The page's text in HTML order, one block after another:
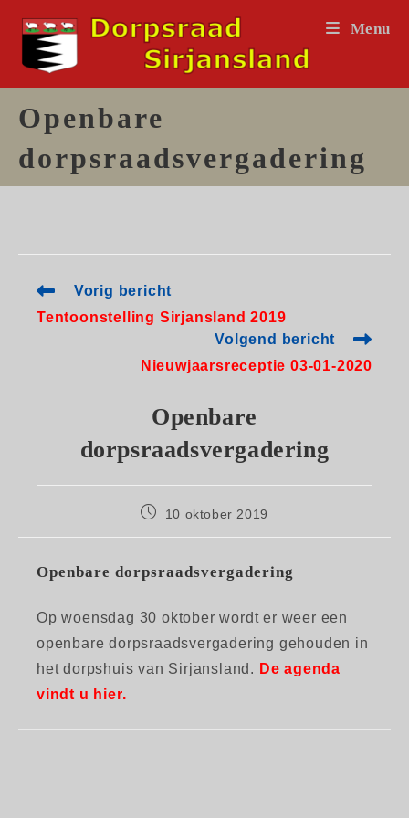
naar
inhoud
Menu
Openbare
dorpsraadsvergadering
Lees
artikelen
Vorig bericht
Tentoonstelling Sirjansland 2019
Volgend bericht
Nieuwjaarsreceptie 03-01-2020
Openbare
dorpsraadsvergadering
Bericht10 oktober 2019
Openbare dorpsraadsvergadering
Op woensdag 30 oktober wordt er weer een
openbare dorpsraadsvergadering gehouden in
het dorpshuis van Sirjansland. De agenda
vindt u hier.